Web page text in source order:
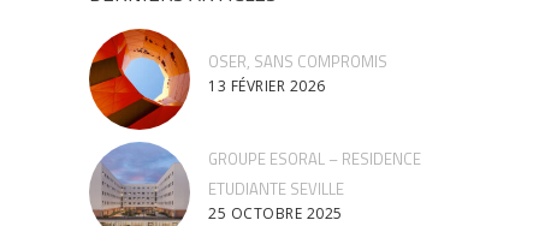
OSER, SANS COMPROMIS
13 FÉVRIER 2026
GROUPE ESORAL – RESIDENCE
ETUDIANTE SEVILLE
25 OCTOBRE 2025